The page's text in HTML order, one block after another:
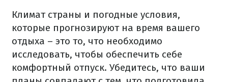
Климат страны и погодные условия,
которые прогнозируют на время вашего
отдыха – это то, что необходимо
исследовать, чтобы обеспечить себе
комфортный отпуск. Убедитесь, что ваши